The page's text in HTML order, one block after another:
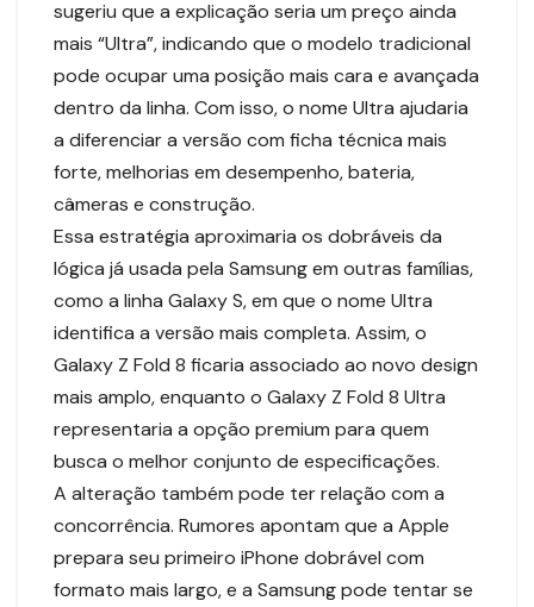
sugeriu que a explicação seria um preço ainda
mais “Ultra”, indicando que o modelo tradicional
pode ocupar uma posição mais cara e avançada
dentro da linha. Com isso, o nome Ultra ajudaria
a diferenciar a versão com ficha técnica mais
forte, melhorias em desempenho, bateria,
câmeras e construção.
Essa estratégia aproximaria os dobráveis da
lógica já usada pela Samsung em outras famílias,
como a linha Galaxy S, em que o nome Ultra
identifica a versão mais completa. Assim, o
Galaxy Z Fold 8 ficaria associado ao novo design
mais amplo, enquanto o Galaxy Z Fold 8 Ultra
representaria a opção premium para quem
busca o melhor conjunto de especificações.
A alteração também pode ter relação com a
concorrência. Rumores apontam que a Apple
prepara seu primeiro iPhone dobrável com
formato mais largo, e a Samsung pode tentar se